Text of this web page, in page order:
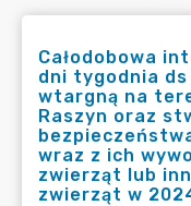
Całodobowa
dni tygodnia
wtargną na
Raszyn oraz
wraz z ich
zwierząt lub
zwierząt w